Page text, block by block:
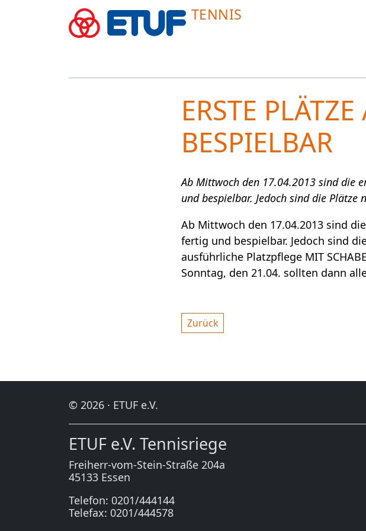
TENNIS
ERSTE
BESPIELBAR
Ab Mittwoch den 17.04.2013 sind die
und bespielbar. Jedoch sind die
Ab Mittwoch den 17.04.2013 sind
fertig und bespielbar. Jedoch sind
ausführliche Platzpflege MIT
Sonntag, den 21.04. sollten dann
Zurück
ETUF e.V. Tennisriege
Freiherr-vom-Stein-Straße 204a
45133 Essen
Telefon: 0201/444144
Telefax: 0201/444578
© 2026 · ETUF e.V.